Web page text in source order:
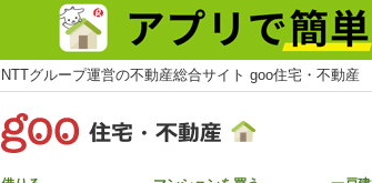
NTTグループ運営の不動産総合サイト goo住宅・不動産